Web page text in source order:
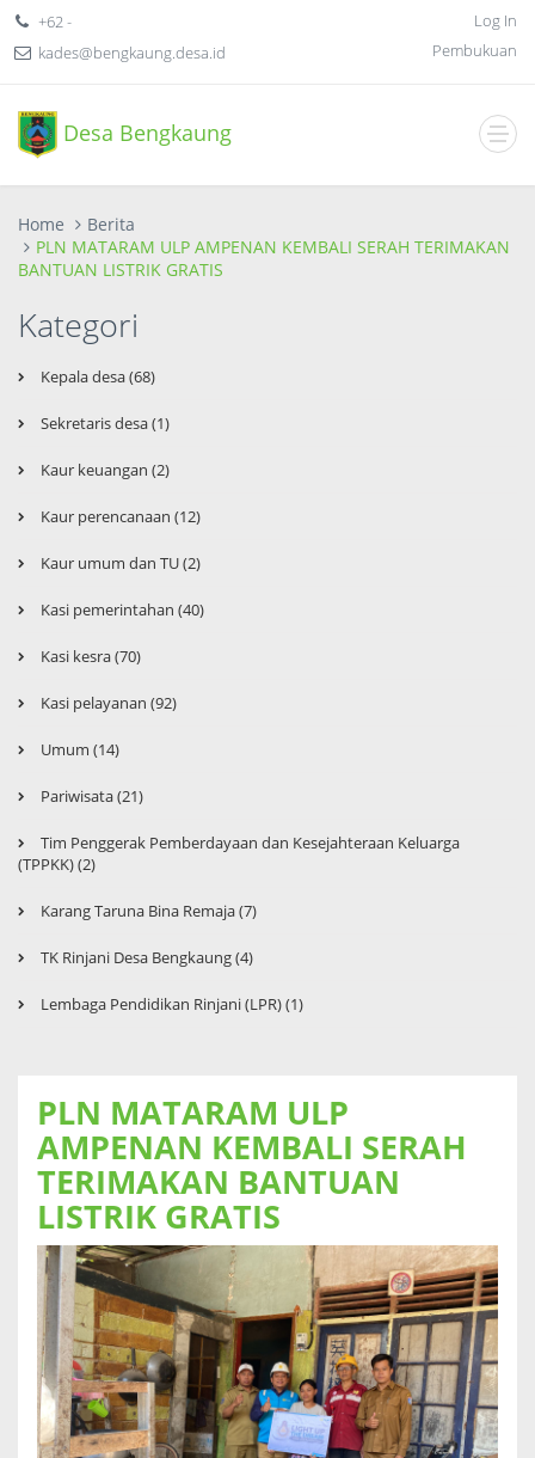
+62 -
kades@bengkaung.desa.id
Log In
Pembukuan
Desa Bengkaung
Home
Berita
PLN MATARAM ULP AMPENAN KEMBALI SERAH TERIMAKAN
BANTUAN LISTRIK GRATIS
Kategori
Kepala desa (68)
Sekretaris desa (1)
Kaur keuangan (2)
Kaur perencanaan (12)
Kaur umum dan TU (2)
Kasi pemerintahan (40)
Kasi kesra (70)
Kasi pelayanan (92)
Umum (14)
Pariwisata (21)
Tim Penggerak Pemberdayaan dan Kesejahteraan Keluarga
(TPPKK) (2)
Karang Taruna Bina Remaja (7)
TK Rinjani Desa Bengkaung (4)
Lembaga Pendidikan Rinjani (LPR) (1)
PLN MATARAM ULP
AMPENAN KEMBALI SERAH
TERIMAKAN BANTUAN
LISTRIK GRATIS